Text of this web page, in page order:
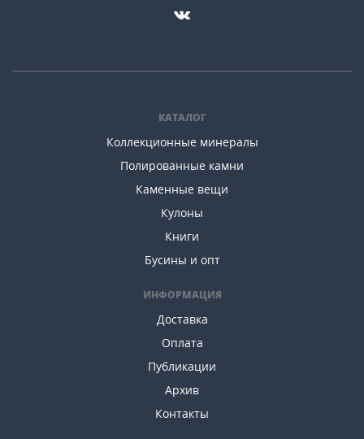
КАТАЛОГ
Коллекционные минералы
Полированные камни
Каменные вещи
Кулоны
Книги
Бусины и опт
ИНФОРМАЦИЯ
Доставка
Оплата
Публикации
Архив
Контакты